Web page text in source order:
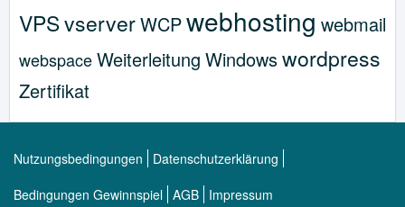
VPSvserverWCPwebhosting webmail
webspaceWeiterleitung Windowswordpress
Zertifikat
Nutzungsbedingungen
Datenschutzerklärung
Bedingungen Gewinnspiel AGB Impressum